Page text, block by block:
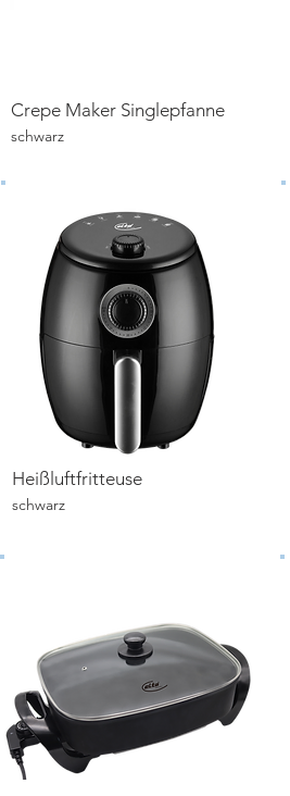
Crepe Maker Singlepfanne
schwarz
Details ansehen
Heißluftfritteuse
schwarz